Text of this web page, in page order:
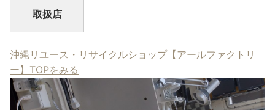
取扱店
沖縄リユース・リサイクルショップ【アールファクトリ
ー】TOPをみる